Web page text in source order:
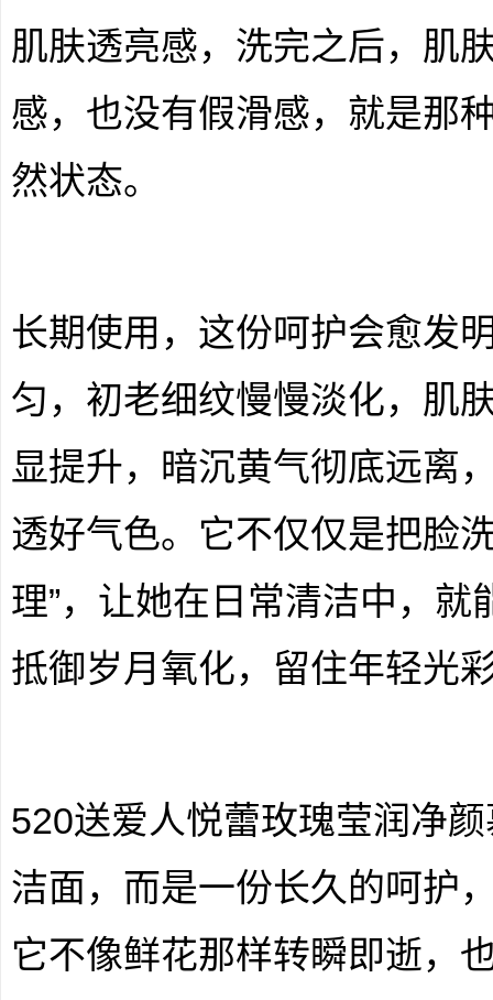
肌肤透亮感，洗完之后，肌
感，也没有假滑感，就是那
然状态。
长期使用，这份呵护会愈发
匀，初老细纹慢慢淡化，肌
显提升，暗沉黄气彻底远离
透好气色。它不仅仅是把脸
理”，让她在日常清洁中，
抵御岁月氧化，留住年轻光
520送爱人悦蕾玫瑰莹润净
洁面，而是一份长久的呵护
它不像鲜花那样转瞬即逝，